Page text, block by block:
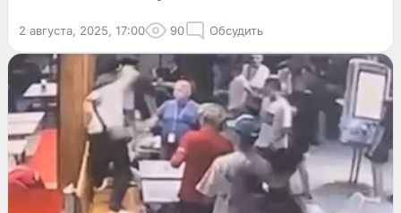
2 августа, 2025, 17:00 90 Обсудить